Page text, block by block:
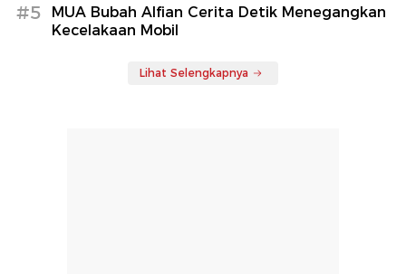
#5
MUA Bubah Alfian Cerita Detik Menegangkan
Kecelakaan Mobil
Lihat Selengkapnya